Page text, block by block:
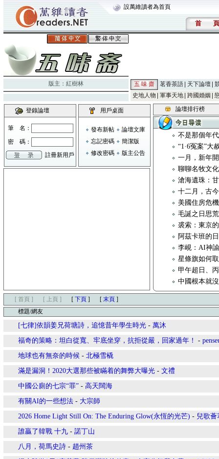
設萬維讀者為首頁
首 頁
版主： 紅樹林 五 味 齋 茗香茶語 天下論壇
史地人物
軍事天地 跨國婚姻
登錄論壇
筆 名：
密 碼：
註冊新用戶
用戶桌面
發布新帖
論壇文庫
忘記密碼
簡潔版
修改密碼
版主公告
論壇排行榜
不是那個年
“1·6冤案”大
一月，新年
聊聊名牧文
滄海遺珠：
十二月，古
美國住房危
毛誕之日思
裘索：東京
阿茲卡班的
李峴：AI神
星條旗如何
甲午超日、
中國根本就
[ 首頁 ] [ 上頁 ] [ 下頁 ] [ 末頁 ]
標題/網友
[七律]依韻姜兄荷塘詩，追憶昔年學生時光 - 萬沐
福奇的策略：坦白從寬、牢底坐穿，抗拒從嚴，回家過年！ -
地球也有無奈的時候 - 北極雪橇
滿是漏洞！2020大選那些被瞞着的舞弊大曝光 - 文禮
中國公廁的七宗“罪” - 高天闊海
有關AI的一些想法 - 大宗師
2026 Home Light Still On: The Enduring Glow(永恆的光芒) - 兒歌薈
誰贏了韓戰 十九 - 諾丁山
八月，荷馬史詩 - 趙州茶